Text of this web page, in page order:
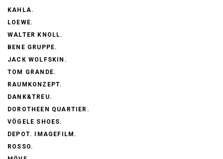
KAHLA.
LOEWE.
WALTER KNOLL.
BENE GRUPPE.
JACK WOLFSKIN.
TOM GRANDE.
RAUMKONZEPT.
DANK&TREU.
DOROTHEEN QUARTIER.
VÖGELE SHOES.
DEPOT. IMAGEFILM.
ROSSO.